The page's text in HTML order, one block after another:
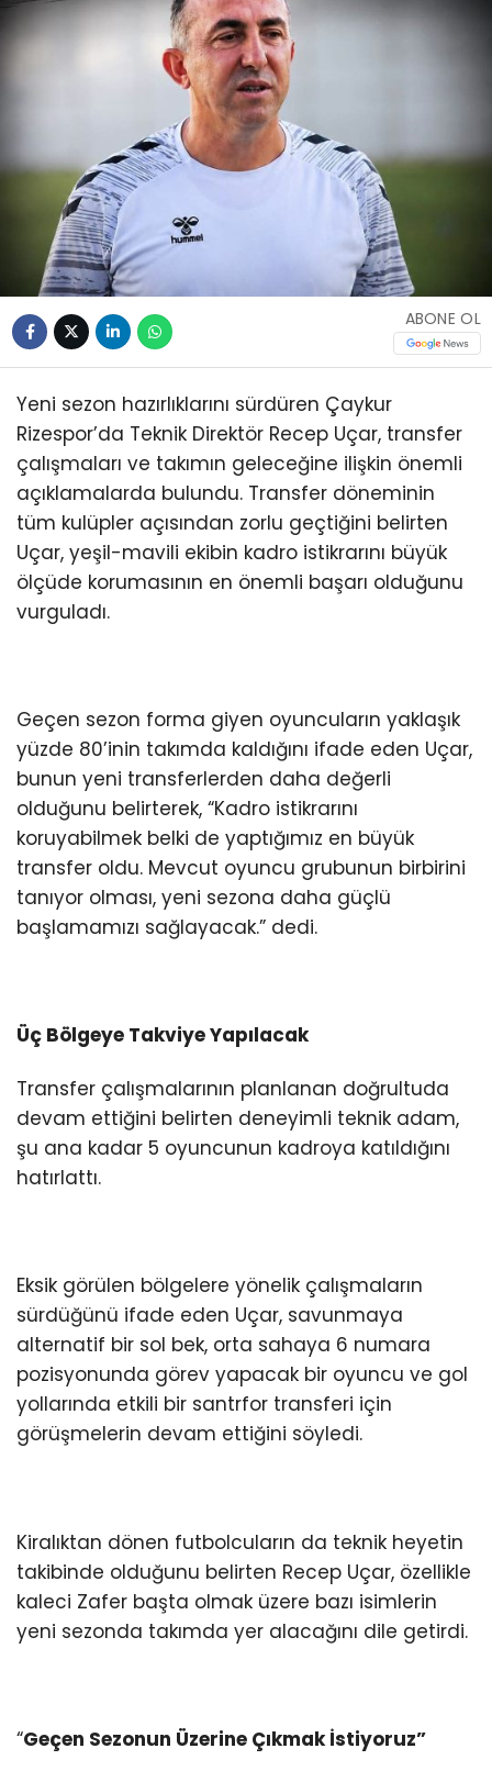
ABONE OL
Yeni sezon hazırlıklarını sürdüren Çaykur
Rizespor’da Teknik Direktör Recep Uçar, transfer
çalışmaları ve takımın geleceğine ilişkin önemli
açıklamalarda bulundu. Transfer döneminin
tüm kulüpler açısından zorlu geçtiğini belirten
Uçar, yeşil-mavili ekibin kadro istikrarını büyük
ölçüde korumasının en önemli başarı olduğunu
vurguladı.
Geçen sezon forma giyen oyuncuların yaklaşık
yüzde 80’inin takımda kaldığını ifade eden Uçar,
bunun yeni transferlerden daha değerli
olduğunu belirterek, “Kadro istikrarını
koruyabilmek belki de yaptığımız en büyük
transfer oldu. Mevcut oyuncu grubunun birbirini
tanıyor olması, yeni sezona daha güçlü
başlamamızı sağlayacak.” dedi.
Üç Bölgeye Takviye Yapılacak
Transfer çalışmalarının planlanan doğrultuda
devam ettiğini belirten deneyimli teknik adam,
şu ana kadar 5 oyuncunun kadroya katıldığını
hatırlattı.
Eksik görülen bölgelere yönelik çalışmaların
sürdüğünü ifade eden Uçar, savunmaya
alternatif bir sol bek, orta sahaya 6 numara
pozisyonunda görev yapacak bir oyuncu ve gol
yollarında etkili bir santrfor transferi için
görüşmelerin devam ettiğini söyledi.
Kiralıktan dönen futbolcuların da teknik heyetin
takibinde olduğunu belirten Recep Uçar, özellikle
kaleci Zafer başta olmak üzere bazı isimlerin
yeni sezonda takımda yer alacağını dile getirdi.
“Geçen Sezonun Üzerine Çıkmak İstiyoruz”